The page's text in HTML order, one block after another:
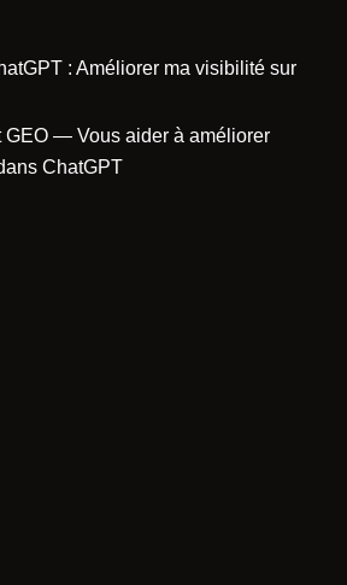
: Améliorer ma visibilité sur
GEO — Vous aider à améliorer
ChatGPT